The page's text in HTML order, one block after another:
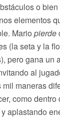
o
elementos
Mario pierde
(la seta y la
pero gana un
al
maneras
como dentro
aplastando